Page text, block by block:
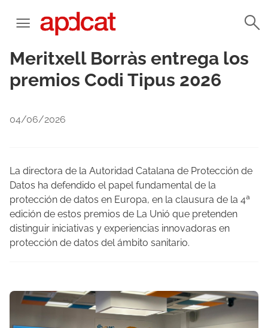
Meritxell Borràs entrega los
premios Codi Tipus 2026
04/06/2026
La directora de la Autoridad Catalana de Protección de
Datos ha defendido el papel fundamental de la
protección de datos en Europa, en la clausura de la 4ª
edición de estos premios de La Unió que pretenden
distinguir iniciativas y experiencias innovadoras en
protección de datos del ámbito sanitario.